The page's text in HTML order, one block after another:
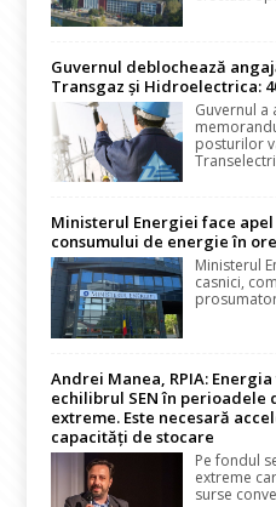
Guvernul deblochează
Transgaz și Hidroelectrica:
Guvernul
posturilor
Ministerul Energiei face
consumului de energie în
Ministerul
casnici,
Andrei Manea, RPIA:
echilibrul SEN în perioadele
extreme. Este necesară
capacități de stocare
Pe fondul
extreme
surse